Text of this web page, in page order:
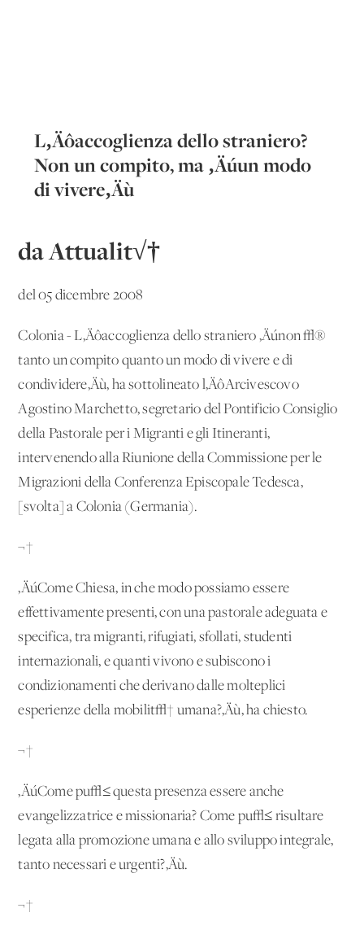
L‚Äôaccoglienza dello straniero?
Non un compito, ma ‚Äúun modo
di vivere‚Äù
da Attualit√†
del 05 dicembre 2008
Colonia - L‚Äôaccoglienza dello straniero ‚Äúnon √®
tanto un compito quanto un modo di vivere e di
condividere‚Äù, ha sottolineato l‚ÄôArcivescovo
Agostino Marchetto, segretario del Pontificio Consiglio
della Pastorale per i Migranti e gli Itineranti,
intervenendo alla Riunione della Commissione per le
Migrazioni della Conferenza Episcopale Tedesca,
[svolta] a Colonia (Germania).
¬†
‚ÄúCome Chiesa, in che modo possiamo essere
effettivamente presenti, con una pastorale adeguata e
specifica, tra migranti, rifugiati, sfollati, studenti
internazionali, e quanti vivono e subiscono i
condizionamenti che derivano dalle molteplici
esperienze della mobilit√† umana?‚Äù, ha chiesto.
¬†
‚ÄúCome pu√≤ questa presenza essere anche
evangelizzatrice e missionaria? Come pu√≤ risultare
legata alla promozione umana e allo sviluppo integrale,
tanto necessari e urgenti?‚Äù.
¬†